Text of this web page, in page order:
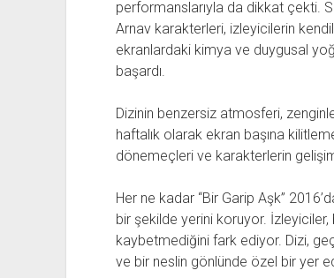
performanslarıyla da dikkat çekti.
Arnav karakterleri, izleyicilerin
ekranlardaki kimya ve duygusal
başardı.
Dizinin benzersiz atmosferi,
haftalık olarak ekran başına
dönemeçleri ve karakterlerin
Her ne kadar “Bir Garip Aşk”
bir şekilde yerini koruyor.
kaybetmediğini fark ediyor. Dizi,
ve bir neslin gönlünde özel bir yer